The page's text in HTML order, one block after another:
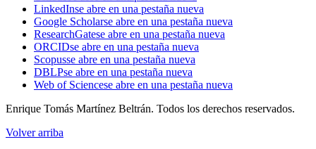
LinkedInse abre en una pestaña nueva
Google Scholarse abre en una pestaña nueva
ResearchGatese abre en una pestaña nueva
ORCIDse abre en una pestaña nueva
Scopusse abre en una pestaña nueva
DBLPse abre en una pestaña nueva
Web of Sciencese abre en una pestaña nueva
Enrique Tomás Martínez Beltrán. Todos los derechos reservados.
Volver arriba